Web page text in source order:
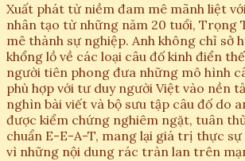
Xuất phát từ niềm đam mê mãnh liệt
nhân tạo từ những năm 20 tuổi, Trọng
mê thành sự nghiệp. Anh không chỉ sở
khổng lồ về các loại câu đố kinh điển
người tiên phong đưa những mô hình
phù hợp với tư duy người Việt vào nền
nghìn bài viết và bộ sưu tập câu đố do
được kiểm chứng nghiêm ngặt, tuân
chuẩn E-E-A-T, mang lại giá trị thực
vì những nội dung rác tràn lan trên